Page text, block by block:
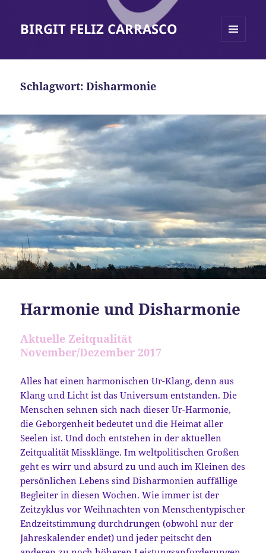
BIRGIT FELIZ CARRASCO
Schlagwort:Disharmonie
Harmonie und Disharmonie
Aktuelle Zeitqualität
November/Dezember 2017
Alles hat einen harmonischen Ur-Klang, denn aus
Klang und Licht ist das Universum entstanden. Die
Menschen sehnen sich nach dieser Ur-Harmonie,
die Geborgenheit bedeutet und die Heimat aller
Seelen ist. Und doch entstehen in der aktuellen
Zeitqualität Missklänge. Im weltpolitischen Großen
geht es wirr und absurd zu und auch im Kleinen des
persönlichen Lebens sind Disharmonien auffällige
Begleiter in diesen Wochen. Wie immer ist der
Zeitzyklus vor Weihnachten von Menschentypischer
Endzeitstimmung durchdrungen (obwohl nur der
Jahreskalender endet) und jeder peitscht den